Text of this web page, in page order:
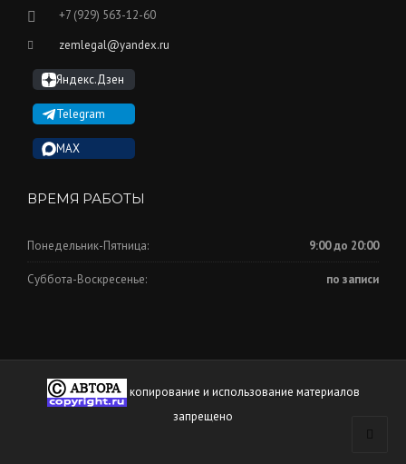
+7 (929) 563-12-60
zemlegal@yandex.ru
Яндекс.Дзен
Telegram
MAX
ВРЕМЯ РАБОТЫ
Понедельник-Пятница: 9:00 до 20:00
Суббота-Воскресенье: по записи
копирование и использование материалов
запрещено